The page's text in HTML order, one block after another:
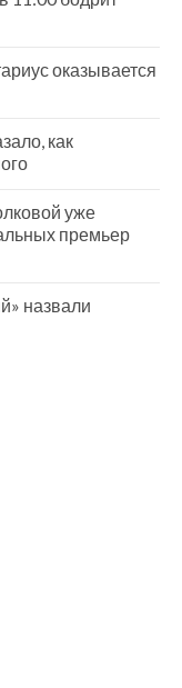
оказывается
как
уже
премьер
назвали